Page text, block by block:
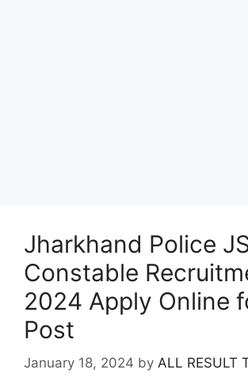
Jharkhand Police
Constable
2024 Apply Online
Post
January 18, 2024 by ALL RESULT